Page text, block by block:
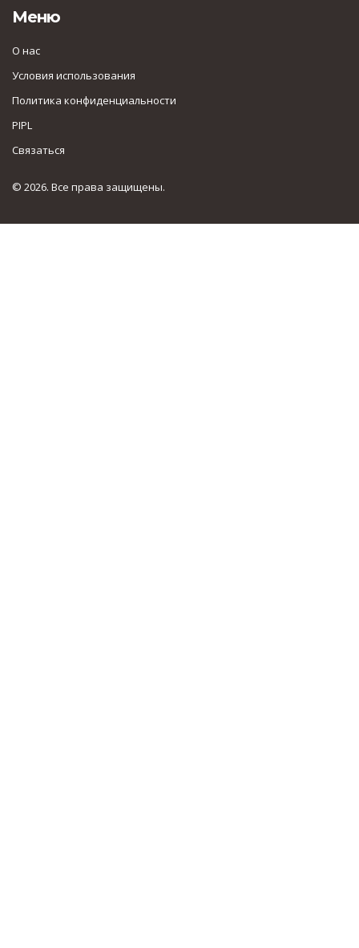
Меню
О нас
Условия использования
Политика конфиденциальности
PIPL
Связаться
© 2026. Все права защищены.